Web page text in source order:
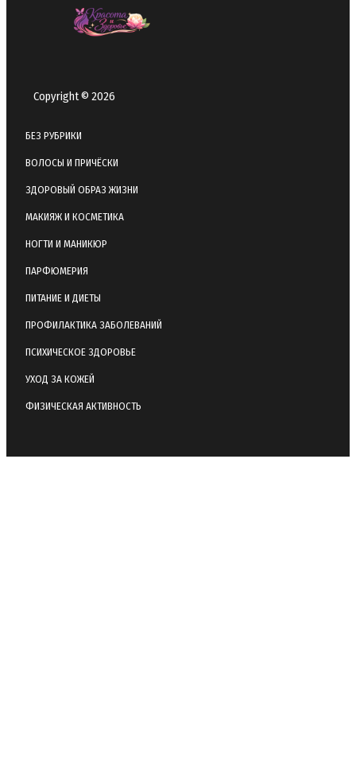
Copyright © 2026
БЕЗ РУБРИКИ
ВОЛОСЫ И ПРИЧЁСКИ
ЗДОРОВЫЙ ОБРАЗ ЖИЗНИ
МАКИЯЖ И КОСМЕТИКА
НОГТИ И МАНИКЮР
ПАРФЮМЕРИЯ
ПИТАНИЕ И ДИЕТЫ
ПРОФИЛАКТИКА ЗАБОЛЕВАНИЙ
ПСИХИЧЕСКОЕ ЗДОРОВЬЕ
УХОД ЗА КОЖЕЙ
ФИЗИЧЕСКАЯ АКТИВНОСТЬ